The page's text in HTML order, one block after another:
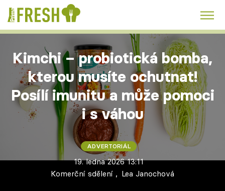
Trendy: Kuře Polévky k večeři Rychlé večeře
Česká kuchyně Čokoláda
Recepty
Kimchi – probiotická bomba,
kterou musíte ochutnat!
Posílí imunitu a může pomoci
i s váhou
ADVERTORIÁL
19. ledna 2026 13:11
Komerční sdělení , Lea Janochová